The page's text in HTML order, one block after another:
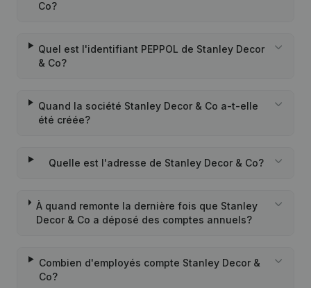
Co?
Quel est l'identifiant PEPPOL de Stanley Decor
& Co?
Quand la société Stanley Decor & Co a-t-elle
été créée?
Quelle est l'adresse de Stanley Decor & Co?
À quand remonte la dernière fois que Stanley
Decor & Co a déposé des comptes annuels?
Combien d'employés compte Stanley Decor &
Co?